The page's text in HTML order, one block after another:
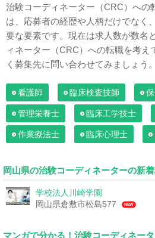
治験コーディネーター（CRC）への
は、応募者の経歴や人柄だけでなく
要な要素です。現在は求人数が数名
ィネーター（CRC）への転職を考え
く募集先に問い合わせてみましょう。
看護師 臨床検査技師
管理栄養士 臨床工学技士
作業療法士 臨床心理士
岡山県の治験コーディネーターの新
学校法人川崎学園
岡山県倉敷市松島577
NEW
マンガで分かる！治験コーディネー